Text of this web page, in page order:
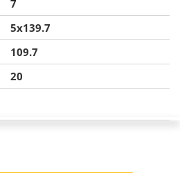
7
5x139.7
109.7
20